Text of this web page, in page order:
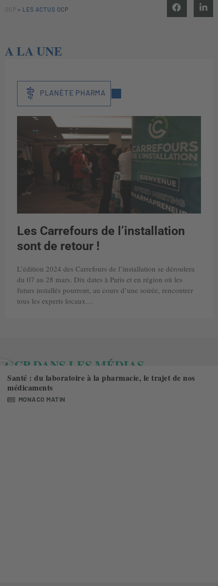
OCP > LES ACTUS OCP
A LA UNE
PLANÈTE PHARMA
Les Carrefours de l’installation
sont de retour !
L’édition 2024 des Carrefours de l’installation se déroulera
du 07 au 28 mars. Dix dates à Paris et en région où les
futurs installés pourront, au cours d’une soirée, rencontrer
tous les experts locaux…
OCP DANS LES MÉDIAS
Santé : du laboratoire à la pharmacie, le trajet de nos
médicaments
MONACO MATIN